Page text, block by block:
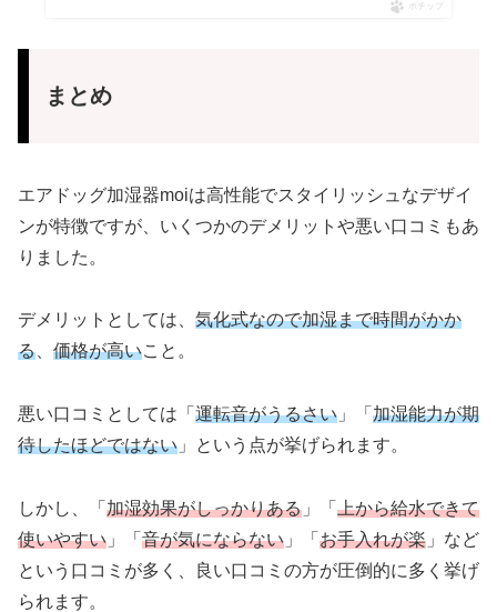
ポチップ
まとめ
エアドッグ加湿器moiは高性能でスタイリッシュなデザイ
ンが特徴ですが、いくつかのデメリットや悪い口コミもあ
りました。
デメリットとしては、 気化式なので加湿まで時間がかか
る
価格が高いこと。
悪い口コミとしては「 運転音がうるさい 」「 加湿能力が期
待したほどではない 」という点が挙げられます。
しかし、「 加湿効果がしっかりある 」「 上から給水できて
使いやすい 」「 音が気にならない 」「 お手入れが楽 」など
という口コミが多く、良い口コミの方が圧倒的に多く挙げ
られます。